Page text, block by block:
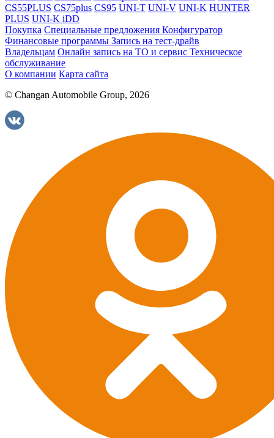
CS55PLUS CS75plus CS95 UNI-T UNI-V UNI-K HUNTER
PLUS UNI-K iDD
Покупка Специальные предложения Конфигуратор
Финансовые программы Запись на тест-драйв
Владельцам Онлайн запись на ТО и сервис Техническое
обслуживание
О компании Карта сайта
© Changan Automobile Group, 2026